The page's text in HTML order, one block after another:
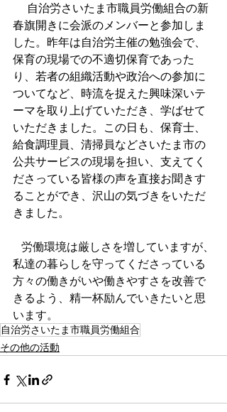
自治労さいたま市職員労働組合の新
春旗開きに会派のメンバーと参加しま
した。昨年は自治労主催の勉強会で、
保育の現場での不適切保育であった
り、若者の組織活動や政治への参加に
ついてなど、時流を捉えた興味深いテ
ーマを取り上げていただき、学ばせて
いただきました。この日も、保育士、
給食調理員、清掃員などさいたま市の
公共サービスの現場を担い、支えてく
ださっている皆様の声を直接お聞きす
ることができ、沢山の気づきをいただ
きました。
労働環境は厳しさを増していますが、
私達の暮らしを守ってくださっている
方々の働きがいや働きやすさを改善で
きるよう、精一杯励んでいきたいと思
います。
自治労さいたま市職員労働組合
その他の活動